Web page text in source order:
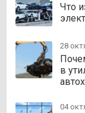
Что
28
в
04